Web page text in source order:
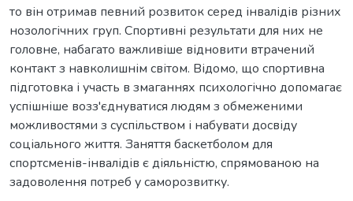
то він отримав певний розвиток серед інвалідів різних
нозологічних груп. Спортивні результати для них не
головне, набагато важливіше відновити втрачений
контакт з навколишнім світом. Відомо, що спортивна
підготовка і участь в змаганнях психологічно допомагає
успішніше возз'єднуватися людям з обмеженими
можливостями з суспільством і набувати досвіду
соціального життя. Заняття баскетболом для
спортсменів-інвалідів є діяльністю, спрямованою на
задоволення потреб у саморозвитку.